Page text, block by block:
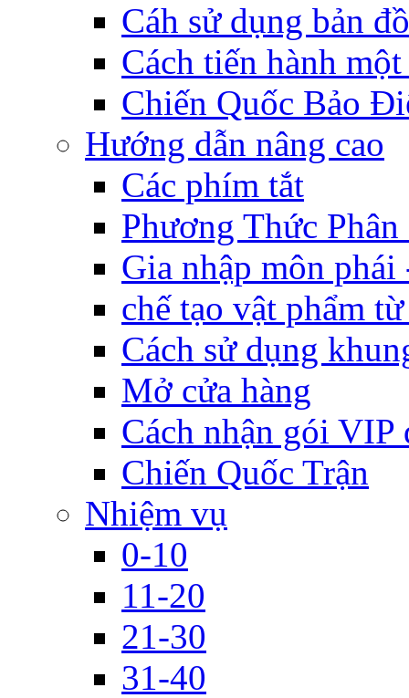
Cáh sử dụng bản đồ
Cách tiến hành
Chiến Quốc Bảo
Hướng dẫn nâng cao
Các phím tắt
Phương Thức
Gia nhập môn
chế tạo vật phẩm
Cách sử dụng
Mở cửa hàng
Cách nhận gói VIP
Chiến Quốc Trận
Nhiệm vụ
0-10
11-20
21-30
31-40